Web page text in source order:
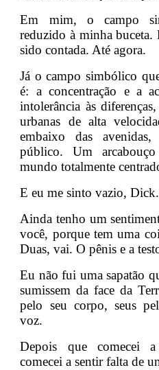
Em mim, o campo
reduzido à minha buceta.
sido contada. Até agora.
Já o campo simbólico
é: a concentração e a
intolerância às
urbanas de alta
embaixo das
público. Um
mundo totalmente
E eu me sinto vazio,
Ainda tenho um
você, porque tem uma
Duas, vai. O pênis e a
Eu não fui uma sapatão
sumissem da face da
pelo seu corpo, seus
voz.
Depois que comecei
comecei a sentir falta de